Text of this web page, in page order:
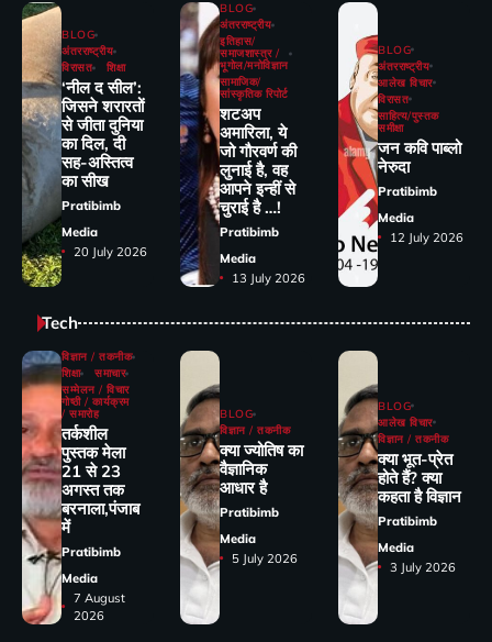
BLOG
अंतरराष्ट्रीय
विरासत
शिक्षा
‘नील द सील’:
जिसने शरारतों
से जीता दुनिया
का दिल, दी
सह-अस्तित्व
का सीख
Pratibimb
Media
20 July 2026
BLOG
अंतरराष्ट्रीय
इतिहास/
समाजशास्त्र /
भूगोल/मनोविज्ञान
सामाजिक/
सांस्कृतिक रिपोर्ट
शटअप
अमारिला, ये
जो गौरवर्ण की
लुनाई है, वह
आपने इन्हीं से
चुराई है …!
Pratibimb
Media
13 July 2026
BLOG
अंतरराष्ट्रीय
आलेख विचार
विरासत
साहित्य/पुस्तक
समीक्षा
जन कवि पाब्लो
नेरुदा
Pratibimb
Media
12 July 2026
Tech
विज्ञान / तकनीक
शिक्षा
समाचार
सम्मेलन / विचार
गोष्ठी / कार्यक्रम
/ समारोह
तर्कशील
पुस्तक मेला
21 से 23
अगस्त तक
बरनाला,पंजाब
में
Pratibimb
Media
7 August
2026
BLOG
विज्ञान / तकनीक
क्या ज्योतिष का
वैज्ञानिक
आधार है
Pratibimb
Media
5 July 2026
BLOG
आलेख विचार
विज्ञान / तकनीक
क्या भूत-प्रेत
होते हैं? क्या
कहता है विज्ञान
Pratibimb
Media
3 July 2026